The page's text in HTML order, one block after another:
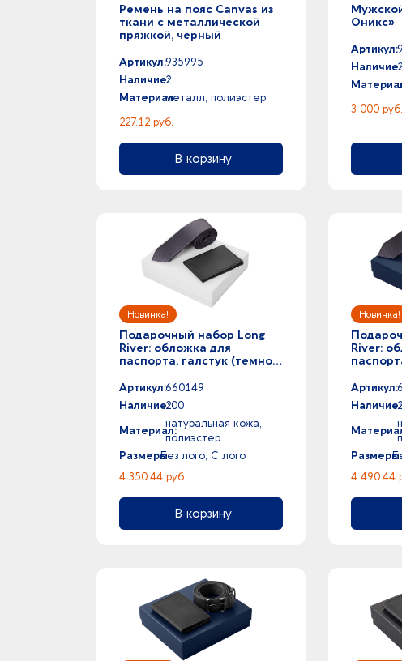
Ремень на пояс Canvas из
ткани с металлической
пряжкой, черный
Артикул:935995
Наличие:2
Материал:металл, полиэстер
227.12 руб.
В корзину
Оникс»
Артикул:
Наличие:
3 000 руб.
Подарочный набор Long
River: обложка для
паспорта, галстук (темно-
Артикул:660149
Наличие:200
Материал:
натуральная кожа,
полиэстер
Размеры:Без лого, С лого
4 350.44 руб.
В корзину
River:
Артикул:
Наличие:
Размеры:
4 490.44